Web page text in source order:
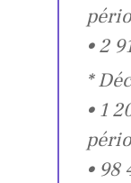
• 2
*
• 1
• 98